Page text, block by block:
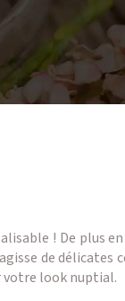
! De plus
de délicates
votre look nuptial.